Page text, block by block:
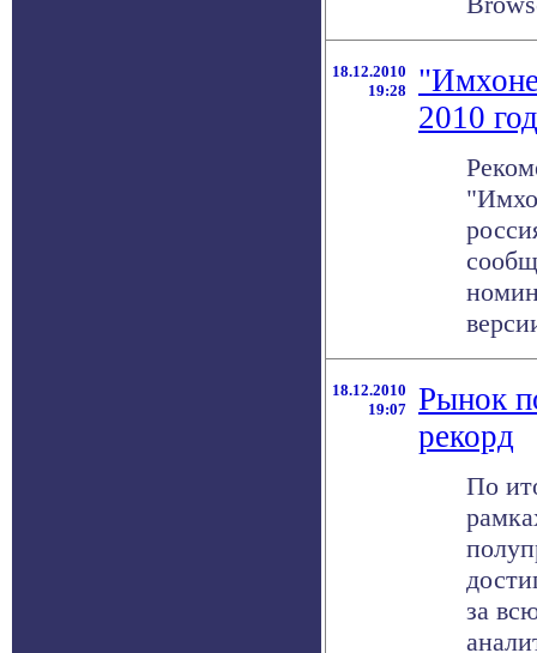
18.12.2010
19:28
2010
18.12.2010
19:07
Рынок
рекорд
По
за